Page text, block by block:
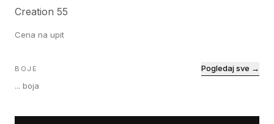
Creation 55
Cena na upit
BOJE
... boja
Pogledaj sve →